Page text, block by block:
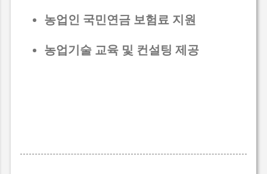
농업인 국민연금 보험료 지원
농업기술 교육 및 컨설팅 제공